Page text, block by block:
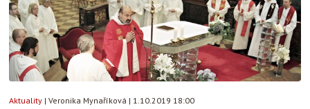
Aktuality | Veronika Mynaříková | 1.10.2019 18:00